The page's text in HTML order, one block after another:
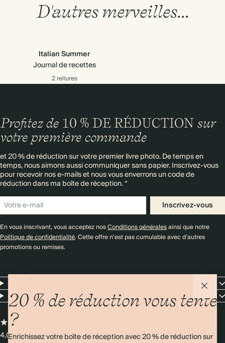
D'autres merveilles...
Italian Summer
Journal de recettes
2 reliures
20 % de réduction vous tente
?
Enrichissez votre boîte de réception avec 20 % de réduction sur
Profitez de 10 % DE RÉDUCTION sur
votre première commande
et 20 % de réduction sur votre premier livre photo. De temps en
temps, nous aimons aussi communiquer sans papier. Inscrivez-vous
pour recevoir nos e-mails et nous vous enverrons un code de
réduction dans ma boîte de réception. *
Inscrivez-vous
En vous inscrivant, vous acceptez nosConditions généralesainsi que notre
Politique de confidentialité. Cette offre n'est pas cumulable avec d'autres
promotions ou remises.
Entreprise
4,00/5Plus de 11 000 avis